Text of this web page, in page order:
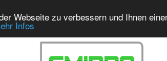
Webseite zu verbessern und Ihnen
Infos